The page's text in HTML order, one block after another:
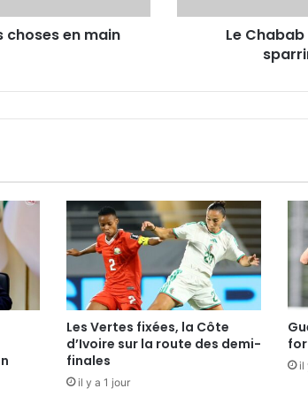
choses en main
Le
Les Vertes fixées, la Côte
d’Ivoire sur la route des demi-
finales
il y a 1 jour
il